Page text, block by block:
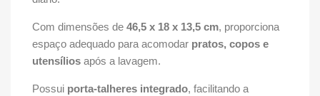
Com dimensões de 46,5 x 18 x 13,5 cm, proporciona
espaço adequado para acomodar pratos, copos e
utensílios após a lavagem.
Possui porta-talheres integrado, facilitando a